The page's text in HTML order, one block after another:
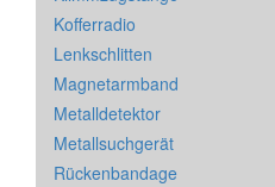
Kofferradio
Lenkschlitten
Magnetarmband
Metalldetektor
Metallsuchgerät
Rückenbandage